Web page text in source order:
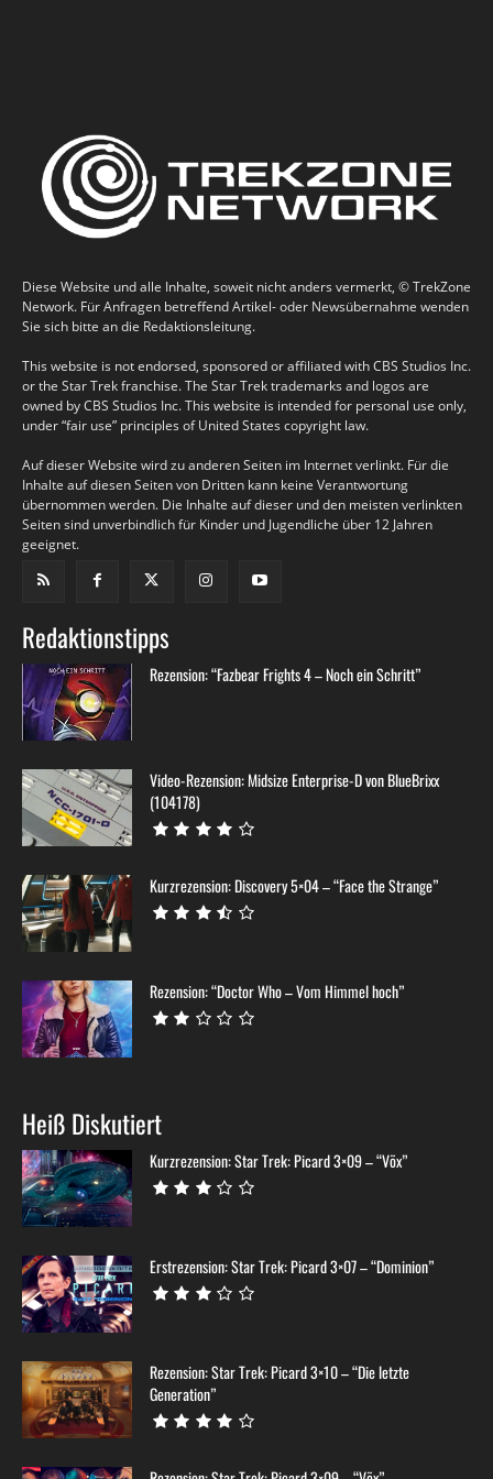
Diese Website und alle Inhalte, soweit nicht anders vermerkt, © TrekZone
Network. Für Anfragen betreffend Artikel- oder Newsübernahme wenden
Sie sich bitte an die Redaktionsleitung.
This website is not endorsed, sponsored or affiliated with CBS Studios Inc.
or the Star Trek franchise. The Star Trek trademarks and logos are
owned by CBS Studios Inc. This website is intended for personal use only,
under “fair use” principles of United States copyright law.
Auf dieser Website wird zu anderen Seiten im Internet verlinkt. Für die
Inhalte auf diesen Seiten von Dritten kann keine Verantwortung
übernommen werden. Die Inhalte auf dieser und den meisten verlinkten
Seiten sind unverbindlich für Kinder und Jugendliche über 12 Jahren
geeignet.
Redaktionstipps
Rezension: “Fazbear Frights 4 – Noch ein Schritt”
Video-Rezension: Midsize Enterprise-D von BlueBrixx
(104178)
Kurzrezension: Discovery 5×04 – “Face the Strange”
Rezension: “Doctor Who – Vom Himmel hoch”
Heiß Diskutiert
Kurzrezension: Star Trek: Picard 3×09 – “Võx”
Erstrezension: Star Trek: Picard 3×07 – “Dominion”
Rezension: Star Trek: Picard 3×10 – “Die letzte
Generation”